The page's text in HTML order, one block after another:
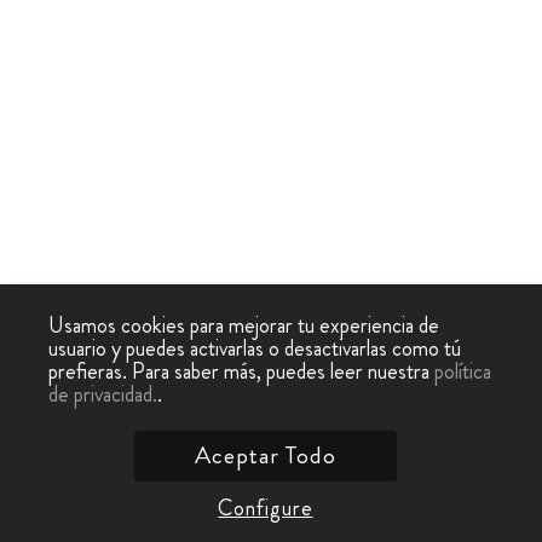
Usamos cookies para mejorar tu experiencia de
usuario y puedes activarlas o desactivarlas como tú
prefieras. Para saber más, puedes leer nuestrapolítica
de privacidad..
Configure
Aceptar Todo